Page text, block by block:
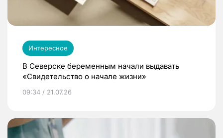
Интересное
В Северске беременным начали выдавать
«Свидетельство о начале жизни»
09:34 / 21.07.26